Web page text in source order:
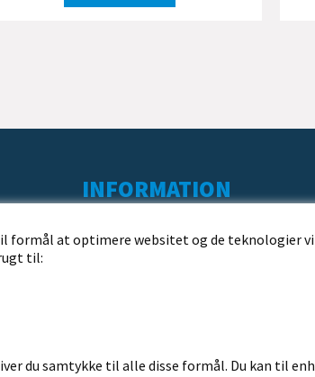
formål at optimere websitet og de teknologier
til:
du samtykke til alle disse formål. Du kan til
INFORMATION
KUNDESERVICE
FORTRYDELSESRET